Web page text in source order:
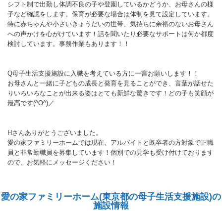
シフト制で出勤し体調不良の子や登園しているかどうか、お母さんの様
子など確認をします。保育が必要な場合は体制を見て設定しています。
特に赤ちゃんや小さいきょうだいの世帯、気持ちに余裕のないお母さん
への声かけを心がけています！話を聞いたり必要なサポートは何か都度
検討しています。事務作業もあります！！
Q母子生活支援施設に入職を考えている方に一言お願いします！！
お母さんと一緒に子どもの成長と発育を見ることができ、言葉が話せた
りいろいろなことが出来る姿はとても新鮮な驚きです！どの子も笑顔が
最高です(^O^)／
Hさんありがとうございました。
愛の家ファミリーホームでは現在、アルバイトと既卒者の方対象で正職
員と非常勤職員を募集しています！個別での見学も受け付けております
ので、お気軽にメッセージください！
愛の家ファミリーホーム(東京都の母子生活支援施設)の
施設情報